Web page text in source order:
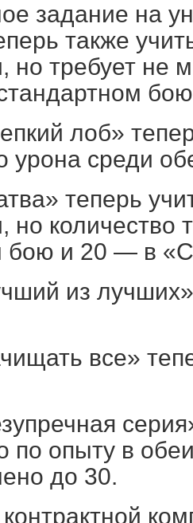
задание на
также
но требует не
лоб»
урона среди
теперь
но количество
бою и 20 — в
из
все»
по опыту в
до 30.